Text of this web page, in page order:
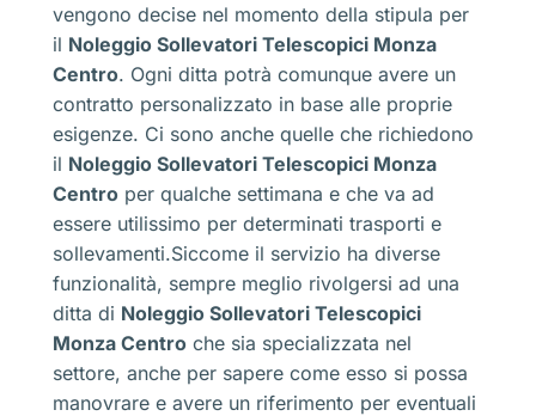
vengono decise nel momento della stipula per
il Noleggio Sollevatori Telescopici Monza
Centro. Ogni ditta potrà comunque avere un
contratto personalizzato in base alle proprie
esigenze. Ci sono anche quelle che richiedono
il Noleggio Sollevatori Telescopici Monza
Centro per qualche settimana e che va ad
essere utilissimo per determinati trasporti e
sollevamenti.Siccome il servizio ha diverse
funzionalità, sempre meglio rivolgersi ad una
ditta di Noleggio Sollevatori Telescopici
Monza Centro che sia specializzata nel
settore, anche per sapere come esso si possa
manovrare e avere un riferimento per eventuali